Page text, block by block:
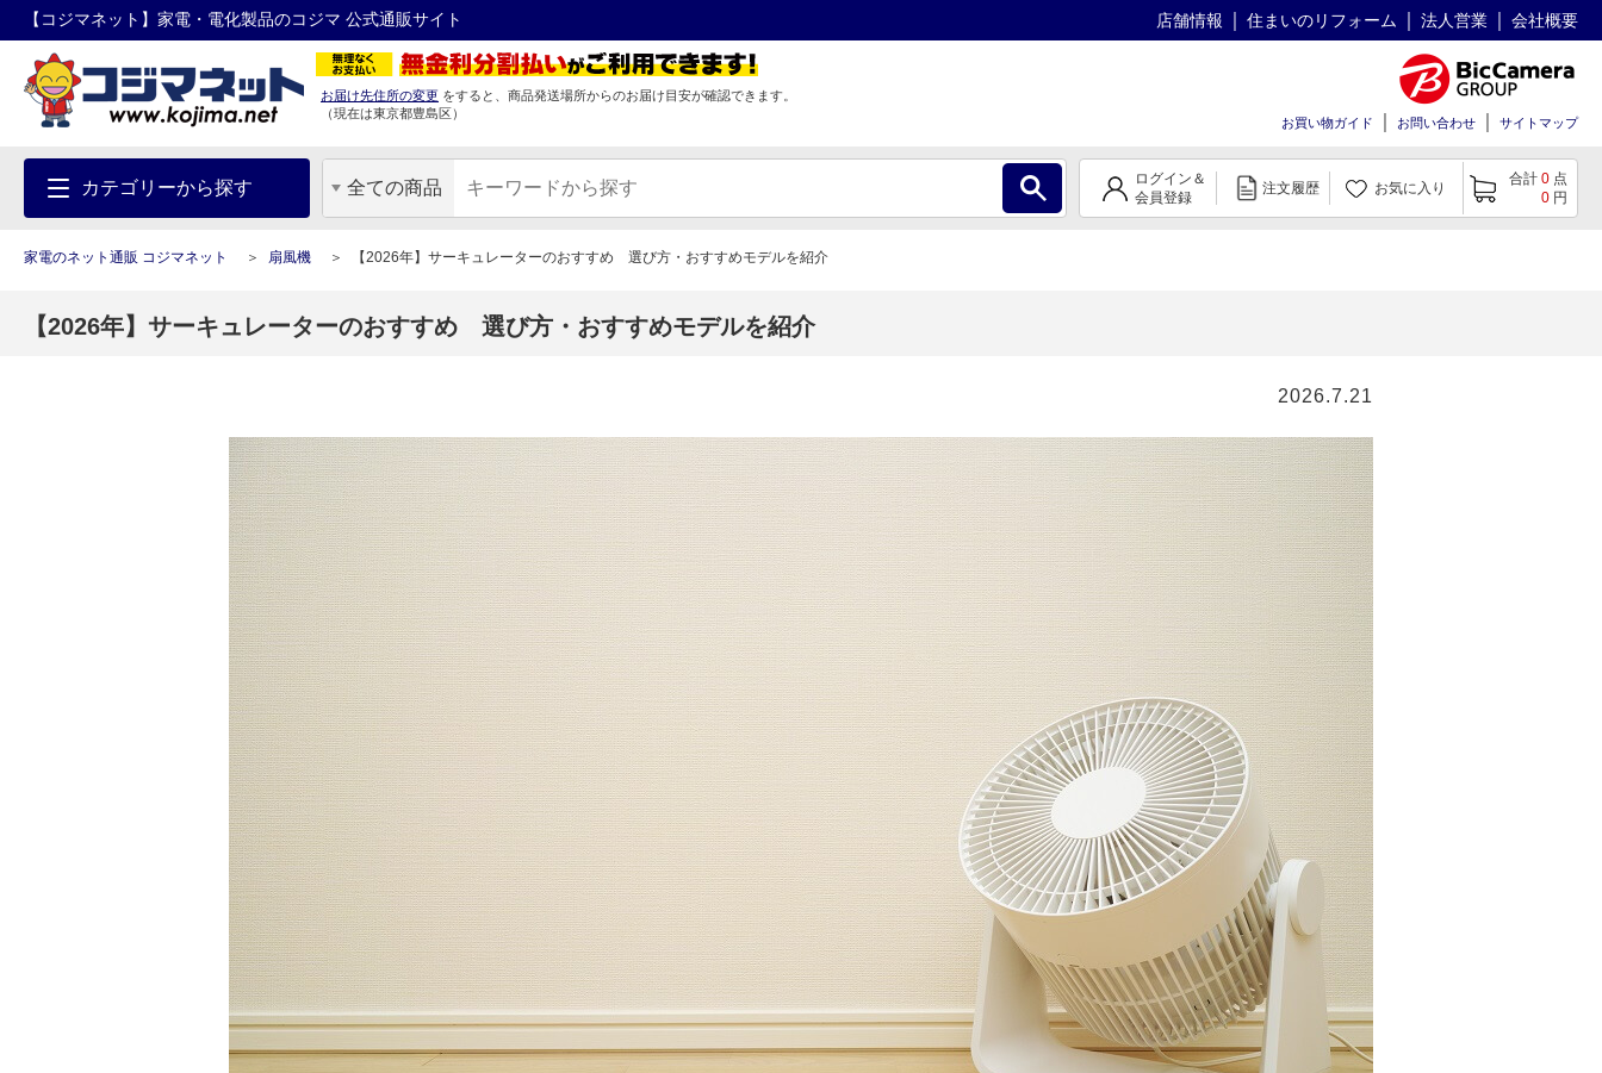
【コジマネット】家電・電化製品のコジマ 公式通販サイト 店舗情報 住まいのリフォーム 法人営業 会社概要
お届け先住所の変更 をすると、商品発送場所からのお届け目安が確認できます。
（現在は東京都豊島区）
お買い物ガイド お問い合わせ サイトマップ
カテゴリーから探す 全ての商品
ログイン＆
会員登録
注文履歴 お気に入り
合計 0 点
0 円
家電のネット通販 コジマネット 扇風機 【2026年】サーキュレーターのおすすめ 選び方・おすすめモデルを紹介
【2026年】サーキュレーターのおすすめ 選び方・おすすめモデルを紹介
2026.7.21